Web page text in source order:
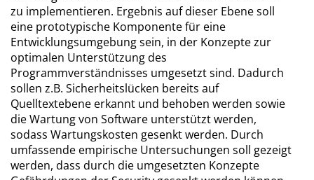
zu implementieren. Ergebnis auf dieser Ebene soll
eine prototypische Komponente für eine
Entwicklungsumgebung sein, in der Konzepte zur
optimalen Unterstützung des
Programmverständnisses umgesetzt sind. Dadurch
sollen z.B. Sicherheitslücken bereits auf
Quelltextebene erkannt und behoben werden sowie
die Wartung von Software unterstützt werden,
sodass Wartungskosten gesenkt werden. Durch
umfassende empirische Untersuchungen soll gezeigt
werden, dass durch die umgesetzten Konzepte